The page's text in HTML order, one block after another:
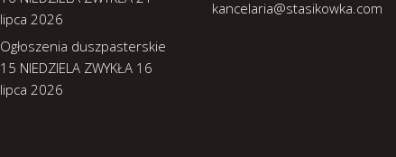
lipca 2026
Ogłoszenia duszpasterskie
15 NIEDZIELA ZWYKŁA 16
lipca 2026
kancelaria@stasikowka.com